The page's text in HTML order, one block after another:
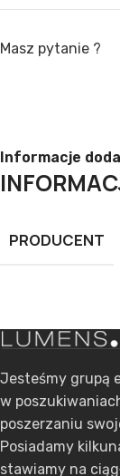
Masz pytanie ?
Informacje
PRODUCENT
Jesteśmy grupą
w
poszerzaniu
Posiadamy
stawiamy na